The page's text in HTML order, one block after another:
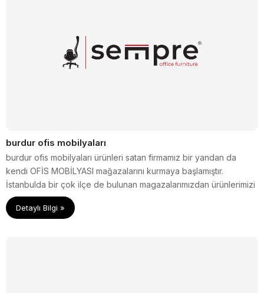
burdur ofis mobilyaları
burdur ofis mobilyaları ürünleri satan firmamız bir yandan da
kendi OFİS MOBİLYASI mağazalarını kurmaya başlamıştır.
İstanbulda bir çok ilçe de bulunan magazalarımızdan ürünlerimizi
inceleyebilir veya sitemiz üzerinden tüm TÜRKİYE ye ürünlerinizi
gönderme
Detaylı Bilgi »